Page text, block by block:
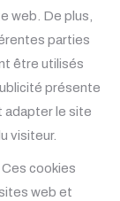
web. De plus,
parties
être utilisés
présente
adapter le site
visiteur.
cookies
web et